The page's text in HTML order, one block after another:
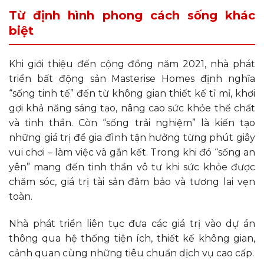
Từ định hình phong cách sống khác
biệt
Khi giới thiệu đến cộng đồng năm 2021, nhà phát
triển bất động sản Masterise Homes định nghĩa
“sống tinh tế” đến từ không gian thiết kế tỉ mỉ, khơi
gợi khả năng sáng tạo, nâng cao sức khỏe thể chất
và tinh thần. Còn “sống trải nghiệm” là kiến tạo
những giá trị để gia đình tận hưởng từng phút giây
vui chơi – làm việc và gắn kết. Trong khi đó “sống an
yên” mang đến tinh thần vô tư khi sức khỏe được
chăm sóc, giá trị tài sản đảm bảo và tương lai vẹn
toàn.
Nhà phát triển liên tục đưa các giá trị vào dự án
thông qua hệ thống tiện ích, thiết kế không gian,
cảnh quan cùng những tiêu chuẩn dịch vụ cao cấp.